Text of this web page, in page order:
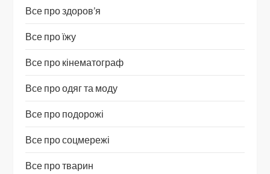
Все про здоров’я
Все про їжу
Все про кінематограф
Все про одяг та моду
Все про подорожі
Все про соцмережі
Все про тварин